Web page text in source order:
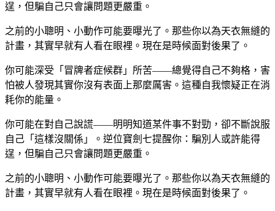
逞，但騙自己只會讓問題更嚴重。
之前的小聰明、小動作可能要曝光了。那些你以為天衣無縫的
計畫，其實早就有人看在眼裡。現在是時候面對後果了。
你可能深受「冒牌者症候群」所苦——總覺得自己不夠格，害
怕被人發現其實你沒有表面上那麼厲害。這種自我懷疑正在消
耗你的能量。
你可能在對自己說謊——明明知道某件事不對勁，卻不斷說服
自己「這樣沒關係」。逆位寶劍七提醒你：騙別人或許能得
逞，但騙自己只會讓問題更嚴重。
之前的小聰明、小動作可能要曝光了。那些你以為天衣無縫的
計畫，其實早就有人看在眼裡。現在是時候面對後果了。